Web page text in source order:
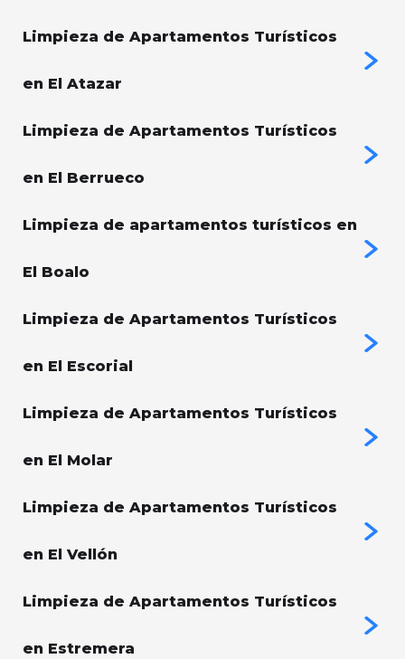
Limpieza de Apartamentos Turísticos
en El Atazar
Limpieza de Apartamentos Turísticos
en El Berrueco
Limpieza de apartamentos turísticos en
El Boalo
Limpieza de Apartamentos Turísticos
en El Escorial
Limpieza de Apartamentos Turísticos
en El Molar
Limpieza de Apartamentos Turísticos
en El Vellón
Limpieza de Apartamentos Turísticos
en Estremera